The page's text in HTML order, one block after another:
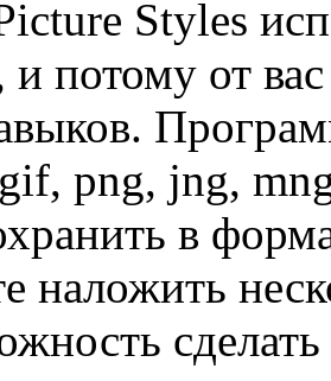
Styles
потому от
png, jng,
в
наложить